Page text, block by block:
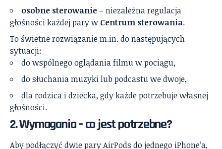
osobne sterowanie– niezależna regulacja
głośności każdej pary w Centrum sterowania.
To świetne rozwiązanie m.in. do następujących
sytuacji:
do wspólnego oglądania filmu w pociągu,
do słuchania muzyki lub podcastu we dwoje,
dla rodzica i dziecka, gdy każde potrzebuje własnej
głośności.
2. Wymagania – co jest potrzebne?
Aby podłączyć dwie pary AirPods do jednego iPhone’a,